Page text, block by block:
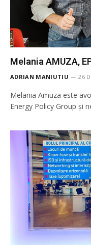
Melania AMUZA,
ADRIAN MANIUTIU 26
Melania Amuza este
Energy Policy Group și